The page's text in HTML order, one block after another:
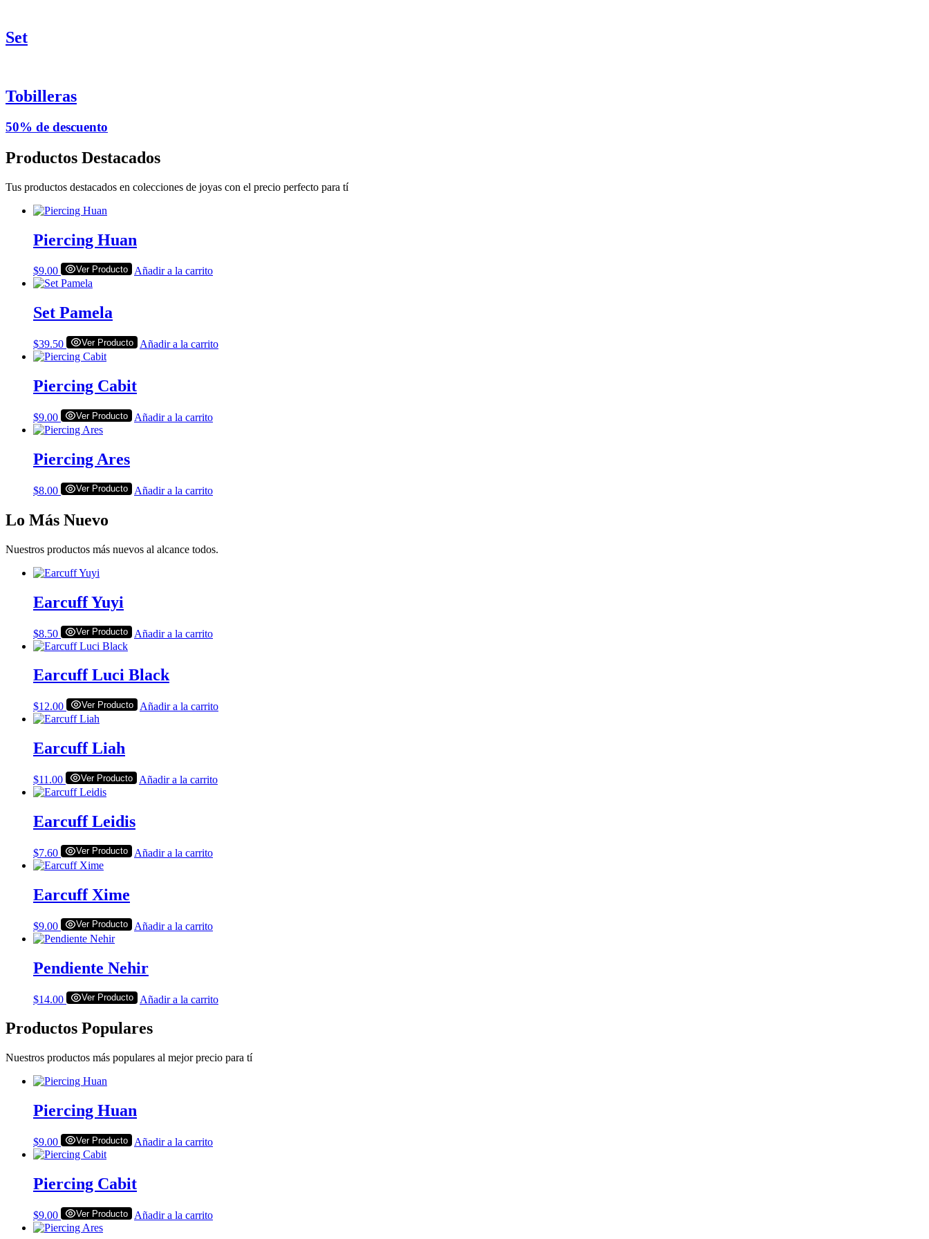
Set
Tobilleras
50% de descuento
Productos Destacados
Tus productos destacados en colecciones de joyas con el precio perfecto para tí
Piercing Huan
$9.00 Ver Producto Añadir a la carrito
Set Pamela
$39.50 Ver Producto Añadir a la carrito
Piercing Cabit
$9.00 Ver Producto Añadir a la carrito
Piercing Ares
$8.00 Ver Producto Añadir a la carrito
Lo Más Nuevo
Nuestros productos más nuevos al alcance todos.
Earcuff Yuyi
$8.50 Ver Producto Añadir a la carrito
Earcuff Luci Black
$12.00 Ver Producto Añadir a la carrito
Earcuff Liah
$11.00 Ver Producto Añadir a la carrito
Earcuff Leidis
$7.60 Ver Producto Añadir a la carrito
Earcuff Xime
$9.00 Ver Producto Añadir a la carrito
Pendiente Nehir
$14.00 Ver Producto Añadir a la carrito
Productos Populares
Nuestros productos más populares al mejor precio para tí
Piercing Huan
$9.00 Ver Producto Añadir a la carrito
Piercing Cabit
$9.00 Ver Producto Añadir a la carrito